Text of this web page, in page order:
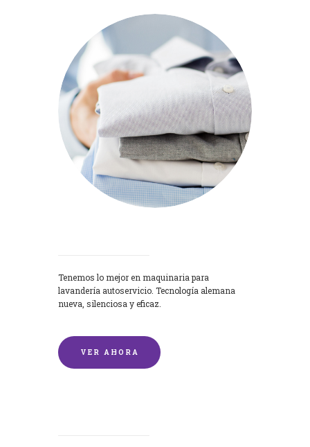
Tenemos lo mejor en maquinaria para
lavandería autoservicio. Tecnología alemana
nueva, silenciosa y eficaz.
VER AHORA